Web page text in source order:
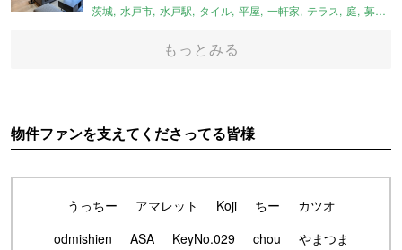
茨城 水戸市 水戸駅 タイル 平屋 一軒家 テラス 庭 募集中
もっとみる
物件ファンを支えてくださってる皆様
うっちー アマレット Koji ちー
カツオ
odmishien
ASA KeyNo.029 chou
やまつま